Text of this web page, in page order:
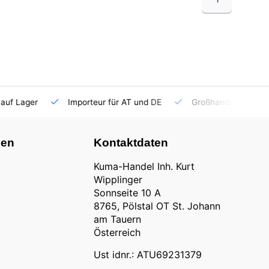
Lager Importeur für AT und DE Großhandel
Kontaktdaten
Kuma-Handel Inh. Kurt
Wipplinger
Sonnseite 10 A
8765, Pölstal OT St. Johann
am Tauern
Österreich
Ust idnr.: ATU69231379